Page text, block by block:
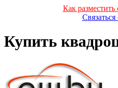
Как разместить
Купить